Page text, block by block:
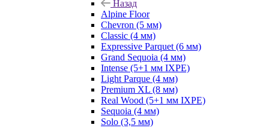
Назад
Alpine Floor
Chevron (5 мм)
Classic (4 мм)
Expressive Parquet (6 мм)
Grand Sequoia (4 мм)
Intense (5+1 мм IXPE)
Light Parque (4 мм)
Premium XL (8 мм)
Real Wood (5+1 мм IXPE)
Sequoia (4 мм)
Solo (3,5 мм)